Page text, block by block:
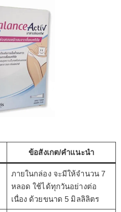
ข้อสังเกต/คำแนะนำ
ภายในกล่อง จะมีให้จำนวน 7
หลอด ใช้ได้ทุกวันอย่างต่อ
เนื่อง ด้วยขนาด 5 มิลลิลิตร